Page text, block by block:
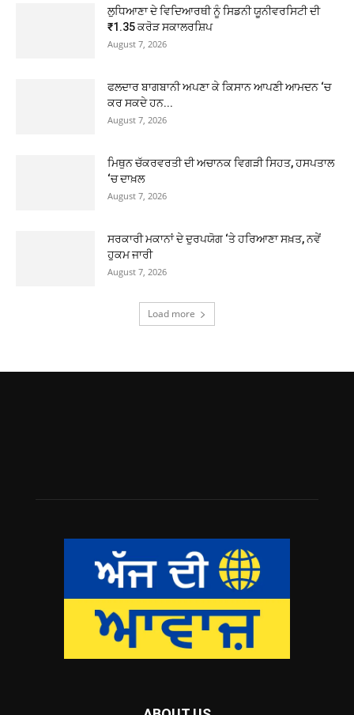
ਲੁਧਿਆਣਾ ਦੇ ਵਿਦਿਆਰਥੀ ਨੂੰ ਸਿਡਨੀ ਯੂਨੀਵਰਸਿਟੀ ਦੀ
₹1.35 ਕਰੋੜ ਸਕਾਲਰਸ਼ਿਪ
August 7, 2026
ਫਲਦਾਰ ਬਾਗਬਾਨੀ ਅਪਣਾ ਕੇ ਕਿਸਾਨ ਆਪਣੀ ਆਮਦਨ ‘ਚ
ਕਰ ਸਕਦੇ ਹਨ...
August 7, 2026
ਮਿਥੁਨ ਚੱਕਰਵਰਤੀ ਦੀ ਅਚਾਨਕ ਵਿਗੜੀ ਸਿਹਤ, ਹਸਪਤਾਲ
‘ਚ ਦਾਖ਼ਲ
August 7, 2026
ਸਰਕਾਰੀ ਮਕਾਨਾਂ ਦੇ ਦੁਰਪਯੋਗ ‘ਤੇ ਹਰਿਆਣਾ ਸਖ਼ਤ, ਨਵੇਂ
ਹੁਕਮ ਜਾਰੀ
August 7, 2026
Load more